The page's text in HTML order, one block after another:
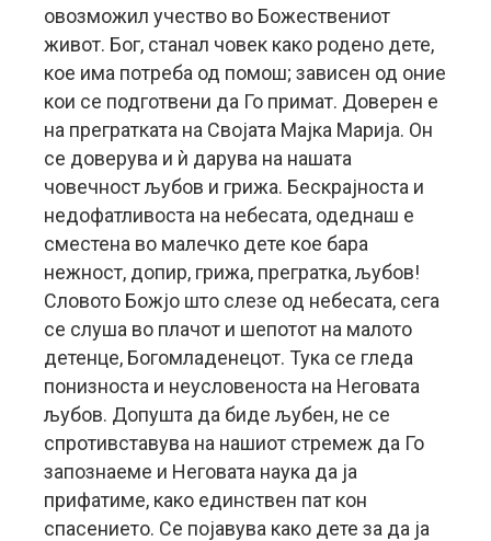
овозможил учество во Божествениот
живот. Бог, станал човек како родено дете,
кое има потреба од помош; зависен од оние
кои се подготвени да Го примат. Доверен е
на прегратката на Својата Мајка Марија. Он
се доверува и ѝ дарува на нашата
човечност љубов и грижа. Бескрајноста и
недофатливоста на небесата, одеднаш е
сместена во малечко дете кое бара
нежност, допир, грижа, прегратка, љубов!
Словото Божјо што слезе од небесата, сега
се слуша во плачот и шепотот на малото
детенце, Богомладенецот. Тука се гледа
понизноста и неусловеноста на Неговата
љубов. Допушта да биде љубен, не се
спротивставува на нашиот стремеж да Го
запознаеме и Неговата наука да ја
прифатиме, како единствен пат кон
спасението. Се појавува како дете за да ја